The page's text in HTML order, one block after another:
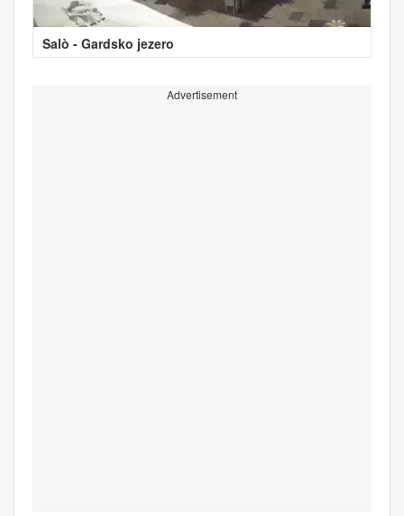
Salò - Gardsko jezero
Advertisement